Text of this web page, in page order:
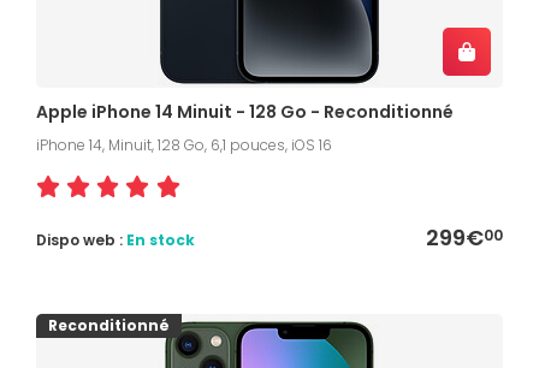
Apple iPhone 14 Minuit - 128 Go - Reconditionné
iPhone 14, Minuit, 128 Go, 6,1 pouces, iOS 16
299€00
Dispo web : En stock
Reconditionné